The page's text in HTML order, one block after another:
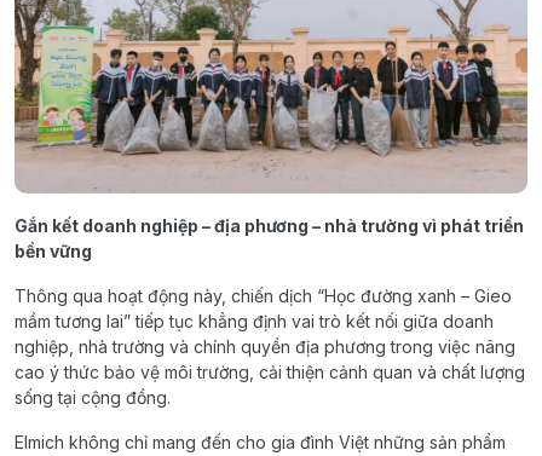
Gắn kết doanh nghiệp – địa phương – nhà trường vì phát triển
bền vững
Thông qua hoạt động này, chiến dịch “Học đường xanh – Gieo
mầm tương lai” tiếp tục khẳng định vai trò kết nối giữa doanh
nghiệp, nhà trường và chính quyền địa phương trong việc nâng
cao ý thức bảo vệ môi trường, cải thiện cảnh quan và chất lượng
sống tại cộng đồng.
Elmich không chỉ mang đến cho gia đình Việt những sản phẩm